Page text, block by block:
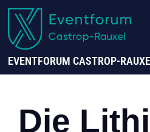
EVENTFORUM CASTROP-
Die